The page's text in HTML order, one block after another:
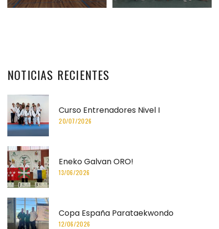
NOTICIAS RECIENTES
Curso Entrenadores Nivel I
20/07/2026
Eneko Galvan ORO!
13/06/2026
Copa España Parataekwondo
12/06/2026